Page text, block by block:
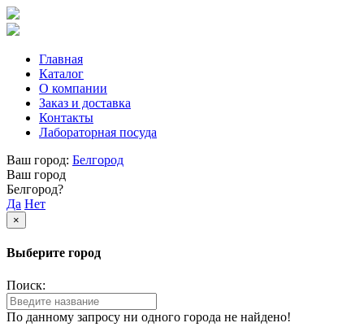
Главная
Каталог
О компании
Заказ и доставка
Контакты
Лабораторная посуда
Ваш город: Белгород
Ваш город
Белгород?
Да Нет
×
Выберите город
Поиск:
По данному запросу ни одного города не найдено!